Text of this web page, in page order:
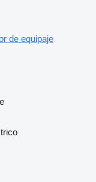
de equipaje